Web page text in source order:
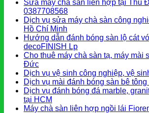
Sửa máy chà sàn liên hợp tại Thủ
0387708568
Dịch vụ sửa máy chà sàn công
Hồ Chí Minh
Hướng dẫn đánh bóng sàn lộ cát
decoFINISH Lp
Cho thuê máy chà sàn tạ, máy mài
Đức
Dịch vụ vệ sinh công nghiệp, vệ
Dịch vụ mài đánh bóng sàn bê
Dịch vụ đánh bóng đá marble,
tại HCM
Máy chà sàn liên hợp ngồi lái